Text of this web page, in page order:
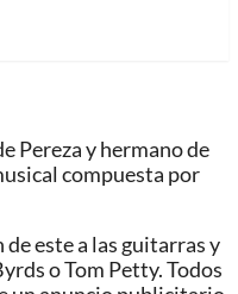
Pereza y hermano de
compuesta por
este a las guitarras y
o Tom Petty. Todos